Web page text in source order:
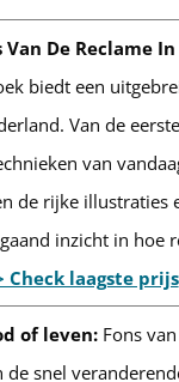
Van De Reclame
biedt een
Van de
van
de rijke illustraties
inzicht in hoe
Check laagste prijs
of leven:Fons
de snel